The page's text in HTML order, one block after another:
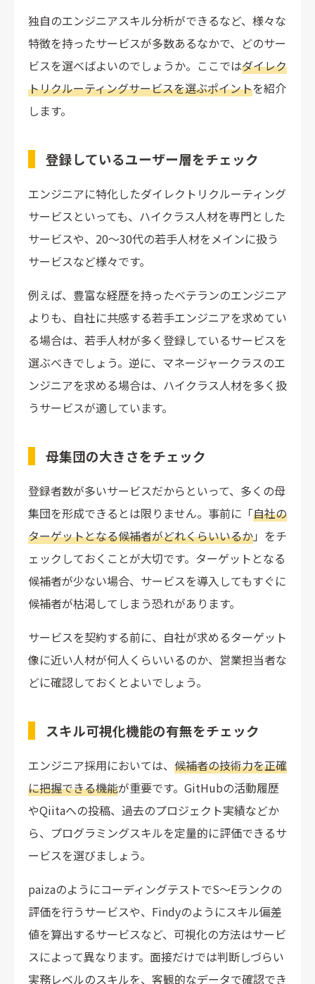
独自のエンジニアスキル分析ができるなど、様々な
特徴を持ったサービスが多数あるなかで、どのサー
ビスを選べばよいのでしょうか。ここではダイレク
トリクルーティングサービスを選ぶポイントを紹介
します。
登録しているユーザー層をチェック
エンジニアに特化したダイレクトリクルーティング
サービスといっても、ハイクラス人材を専門とした
サービスや、20～30代の若手人材をメインに扱う
サービスなど様々です。
例えば、豊富な経歴を持ったベテランのエンジニア
よりも、自社に共感する若手エンジニアを求めてい
る場合は、若手人材が多く登録しているサービスを
選ぶべきでしょう。逆に、マネージャークラスのエ
ンジニアを求める場合は、ハイクラス人材を多く扱
うサービスが適しています。
母集団の大きさをチェック
登録者数が多いサービスだからといって、多くの母
集団を形成できるとは限りません。事前に「自社の
ターゲットとなる候補者がどれくらいいるか」をチ
ェックしておくことが大切です。ターゲットとなる
候補者が少ない場合、サービスを導入してもすぐに
候補者が枯渇してしまう恐れがあります。
サービスを契約する前に、自社が求めるターゲット
像に近い人材が何人くらいいるのか、営業担当者な
どに確認しておくとよいでしょう。
スキル可視化機能の有無をチェック
エンジニア採用においては、 候補者の技術力を正確
に把握できる機能が重要です。GitHubの活動履歴
やQiitaへの投稿、過去のプロジェクト実績などか
ら、プログラミングスキルを定量的に評価できるサ
ービスを選びましょう。
paizaのようにコーディングテストでS〜Eランクの
評価を行うサービスや、Findyのようにスキル偏差
値を算出するサービスなど、可視化の方法はサービ
スによって異なります。面接だけでは判断しづらい
実務レベルのスキルを、客観的なデータで確認でき